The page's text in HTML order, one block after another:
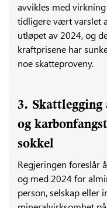
avvikles med
tidligere vært varslet
utløpet av 2024, og
kraftprisene har
noe skatteproveny.
3.
og
sokkel
Regjeringen foreslår
og med 2024 for
person, selskap eller